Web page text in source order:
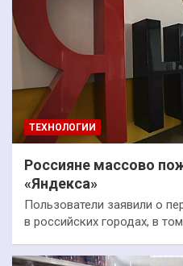
ТЕХНОЛОГИИ
Россияне массово
«Яндекса»
Пользователи заявили о
в российских городах, в